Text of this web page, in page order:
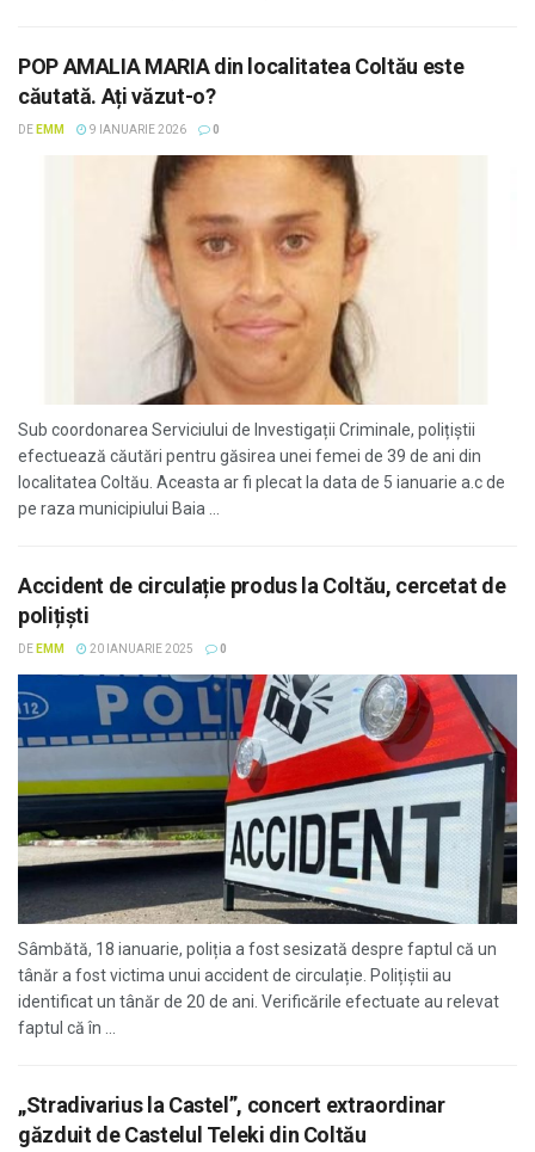
POP AMALIA MARIA din localitatea Coltău este
căutată. Ați văzut-o?
DE EMM 9 IANUARIE 2026 0
Sub coordonarea Serviciului de Investigații Criminale, polițiștii
efectuează căutări pentru găsirea unei femei de 39 de ani din
localitatea Coltău. Aceasta ar fi plecat la data de 5 ianuarie a.c de
pe raza municipiului Baia ...
Accident de circulație produs la Coltău, cercetat de
polițiști
DE EMM 20 IANUARIE 2025 0
Sâmbătă, 18 ianuarie, poliția a fost sesizată despre faptul că un
tânăr a fost victima unui accident de circulație. Polițiștii au
identificat un tânăr de 20 de ani. Verificările efectuate au relevat
faptul că în ...
„Stradivarius la Castel”, concert extraordinar
găzduit de Castelul Teleki din Coltău